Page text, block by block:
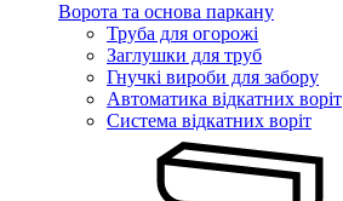
Ворота та основа паркану
Труба для огорожі
Заглушки для труб
Гнучкі вироби для забору
Автоматика відкатних воріт
Система відкатних воріт